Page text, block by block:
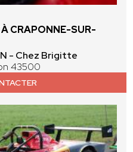
CRAPONNE-SUR-
- Chez Brigitte
43500